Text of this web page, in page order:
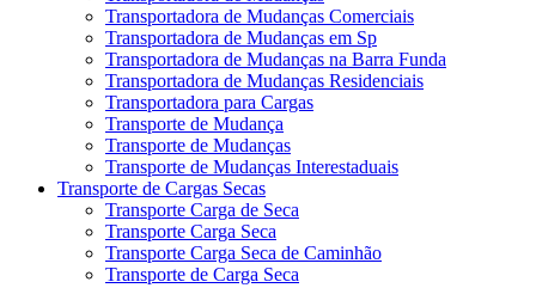
Transportadora de Mudanças Comerciais
Transportadora de Mudanças em Sp
Transportadora de Mudanças na Barra Funda
Transportadora de Mudanças Residenciais
Transportadora para Cargas
Transporte de Mudança
Transporte de Mudanças
Transporte de Mudanças Interestaduais
Transporte de Cargas Secas
Transporte Carga de Seca
Transporte Carga Seca
Transporte Carga Seca de Caminhão
Transporte de Carga Seca